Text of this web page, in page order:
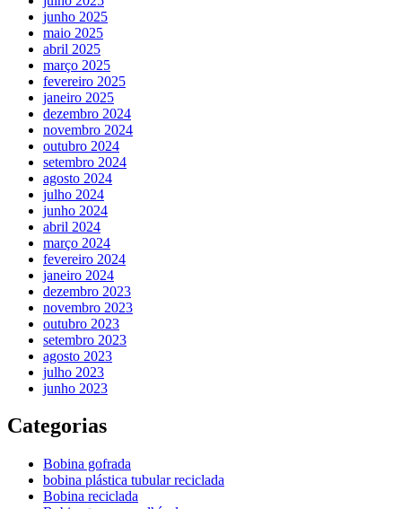
junho 2025
maio 2025
abril 2025
março 2025
fevereiro 2025
janeiro 2025
dezembro 2024
novembro 2024
outubro 2024
setembro 2024
agosto 2024
julho 2024
junho 2024
abril 2024
março 2024
fevereiro 2024
janeiro 2024
dezembro 2023
novembro 2023
outubro 2023
setembro 2023
agosto 2023
julho 2023
junho 2023
Categorias
Bobina gofrada
bobina plástica tubular reciclada
Bobina reciclada